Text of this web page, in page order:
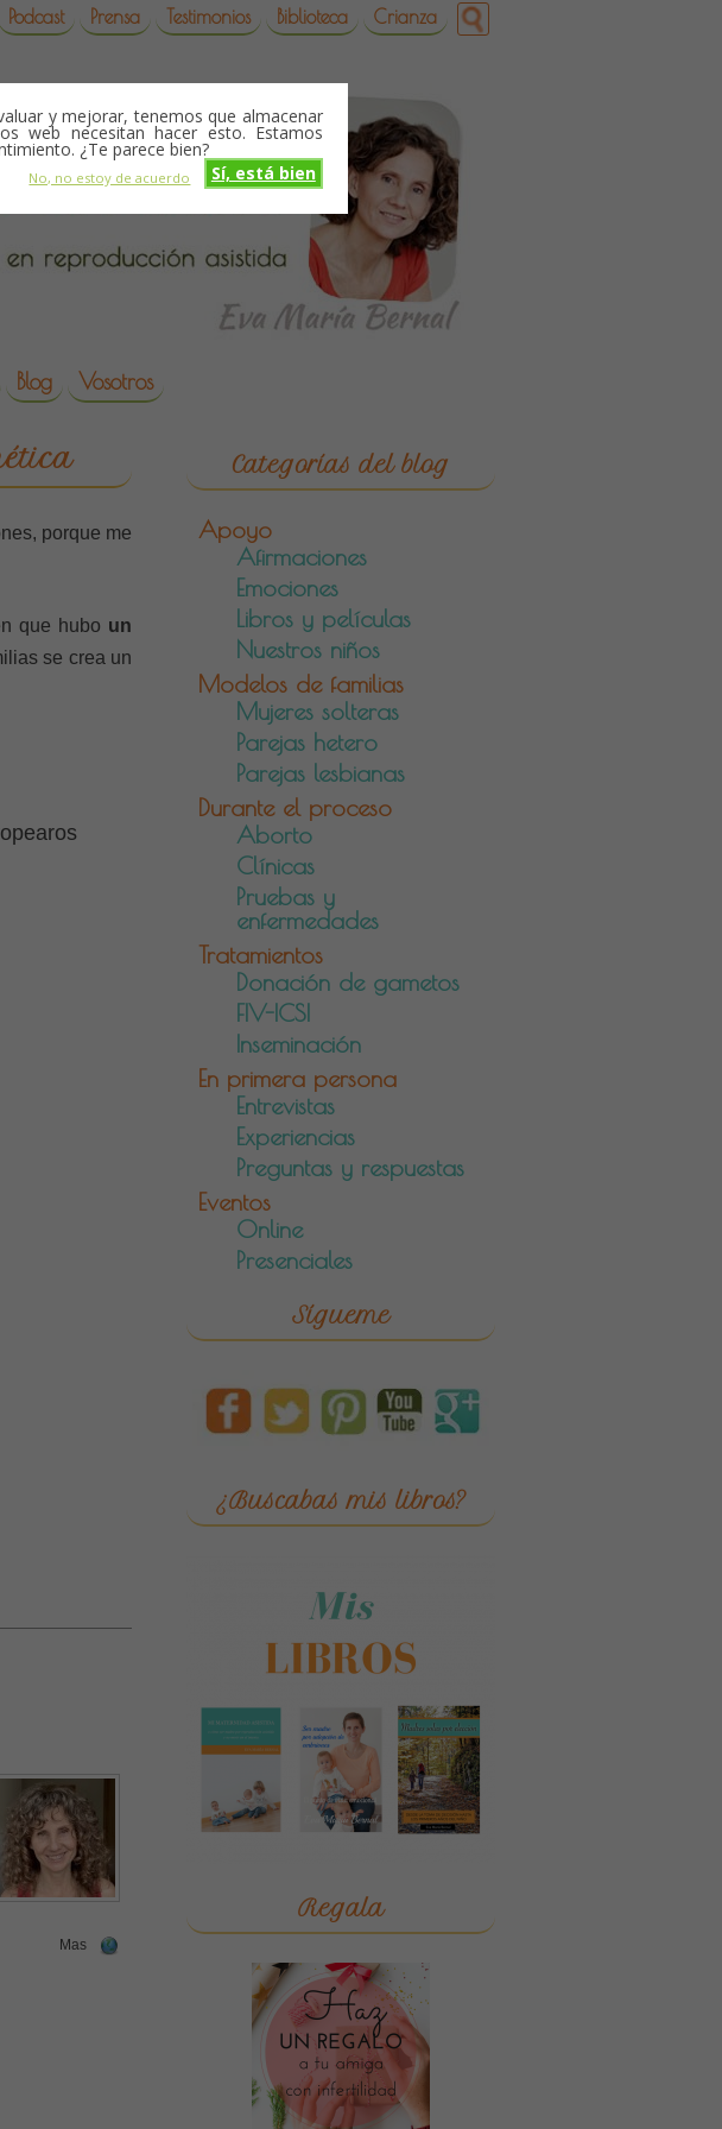
y mejorar, tenemos que almacenar
web necesitan hacer esto. Estamos
¿Te parece bien?
Sí, está bien
No, no estoy de acuerdo
Podcast Prensa Testimonios Biblioteca Crianza
Blog Vosotros
porque me
que hubo un
se crea un
Mas
Categorías del blog
Apoyo
Afirmaciones
Emociones
Libros y películas
Nuestros niños
Modelos de familias
Mujeres solteras
Parejas hetero
Parejas lesbianas
Durante el proceso
Aborto
Clínicas
Pruebas y
enfermedades
Tratamientos
Donación de gametos
FIV-ICSI
Inseminación
En primera persona
Entrevistas
Experiencias
Preguntas y respuestas
Eventos
Online
Presenciales
Sígueme
¿Buscabas mis libros?
Regala